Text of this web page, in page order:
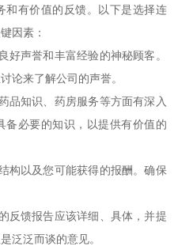
和有价值的反馈。以下是选择连
因素：
好声誉和丰富经验的神秘顾客。
论来了解公司的声誉。
品知识、药房服务等方面有深入
备必要的知识，以提供有价值的
构以及您可能获得的报酬。确保
反馈报告应该详细、具体，并提
泛泛而谈的意见。